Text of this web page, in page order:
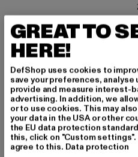
GREAT TO
HERE!
DefShop uses cookies to
save your preferences, analyse
provide and measure interest-
advertising. In addition, we
or to use cookies. This may
your data in the USA or other
the EU data protection
this, click on "Custom
agree to this. Data protection